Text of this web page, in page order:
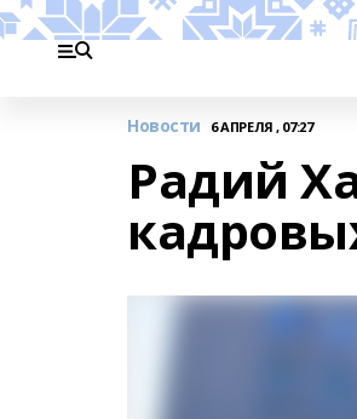
Новости 6 АПРЕЛЯ , 07:27
Радий